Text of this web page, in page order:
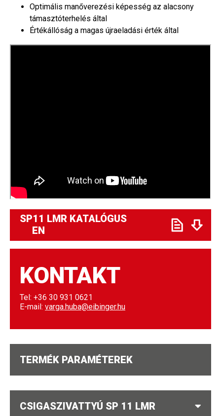
Optimális manőverezési képesség az alacsony
támasztóterhelés által
Értékállóság a magas újraeladási érték által
SP11 LMR KATALÓGUS
EN
KONTAKT
Tel: +36 30 931 0621
E-mail: varga.huba@eibinger.hu
TERMÉK PARAMÉTEREK
CSIGASZIVATTYÚ SP 11 LMR